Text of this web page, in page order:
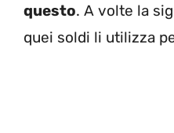
questo. A volte la
quei soldi li utilizza